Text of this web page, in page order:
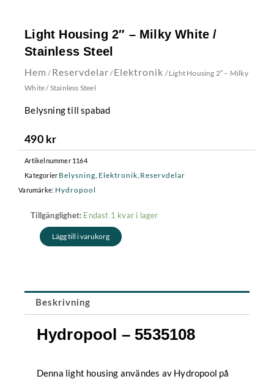
Light Housing 2″ – Milky White /
Stainless Steel
Hem / Reservdelar /Elektronik / Light Housing 2″ – Milky
White / Stainless Steel
Belysning till spabad
490 kr
Artikelnummer 1164
Kategorier Belysning Elektronik Reservdelar
Varumärke: Hydropool
Tillgänglighet: Endast 1 kvar i lager
Light
Housing
Stainless
Steel
Lägg till i varukorg
Beskrivning
Hydropool – 5535108
Denna light housing användes av Hydropool på